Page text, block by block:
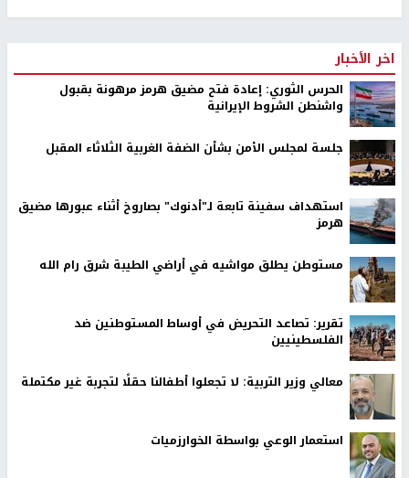
اخر الأخبار
الحرس الثوري: إعادة فتح مضيق هرمز مرهونة بقبول
واشنطن الشروط الإيرانية
جلسة لمجلس الأمن بشأن الضفة الغربية الثلاثاء المقبل
استهداف سفينة تابعة لـ"أدنوك" بصاروخ أثناء عبورها مضيق
هرمز
مستوطن يطلق مواشيه في أراضي الطيبة شرق رام الله
تقرير: تصاعد التحريض في أوساط المستوطنين ضد
الفلسطينيين
معالي وزير التربية: لا تجعلوا أطفالنا حقلًا لتجربة غير مكتملة
استعمار الوعي بواسطة الخوارزميات